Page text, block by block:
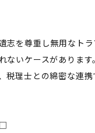
志を尊重し無用なト
ないケースがありま
税理士との綿密な連携